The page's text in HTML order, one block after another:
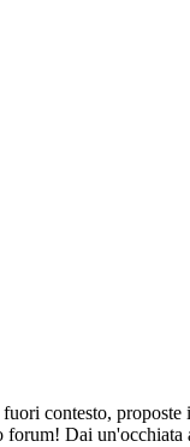
contesto, proposte
Dai un'occhiata